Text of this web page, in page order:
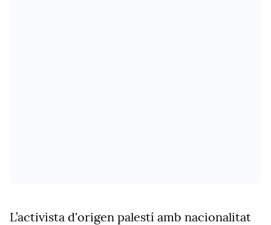
L’activista d'origen palestí amb nacionalitat